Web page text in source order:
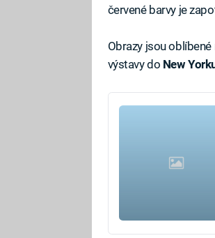
červené barvy je
Obrazy jsou
výstavy do New